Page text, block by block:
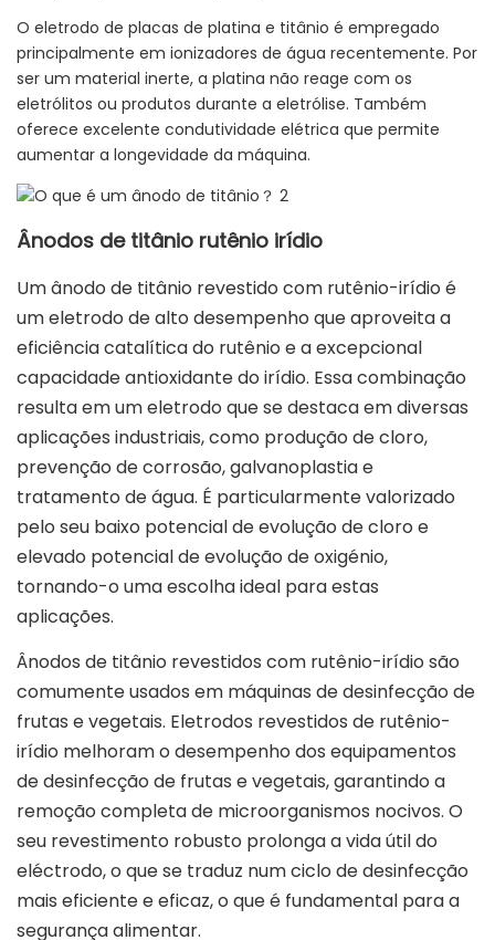
O eletrodo de placas de platina e titânio é empregado
principalmente em ionizadores de água recentemente. Por
ser um material inerte, a platina não reage com os
eletrólitos ou produtos durante a eletrólise. Também
oferece excelente condutividade elétrica que permite
aumentar a longevidade da máquina.
Ânodos de titânio rutênio irídio
Um ânodo de titânio revestido com rutênio-irídio é
um eletrodo de alto desempenho que aproveita a
eficiência catalítica do rutênio e a excepcional
capacidade antioxidante do irídio. Essa combinação
resulta em um eletrodo que se destaca em diversas
aplicações industriais, como produção de cloro,
prevenção de corrosão, galvanoplastia e
tratamento de água. É particularmente valorizado
pelo seu baixo potencial de evolução de cloro e
elevado potencial de evolução de oxigénio,
tornando-o uma escolha ideal para estas
aplicações.
Ânodos de titânio revestidos com rutênio-irídio são
comumente usados ​​em máquinas de desinfecção de
frutas e vegetais. Eletrodos revestidos de rutênio-
irídio melhoram o desempenho dos equipamentos
de desinfecção de frutas e vegetais, garantindo a
remoção completa de microorganismos nocivos. O
seu revestimento robusto prolonga a vida útil do
eléctrodo, o que se traduz num ciclo de desinfecção
mais eficiente e eficaz, o que é fundamental para a
segurança alimentar.